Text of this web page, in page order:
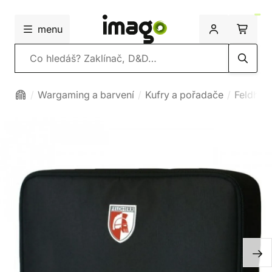
menu
Vyhledávání
Wargaming a barvení Kufry a pořadače Feldherr